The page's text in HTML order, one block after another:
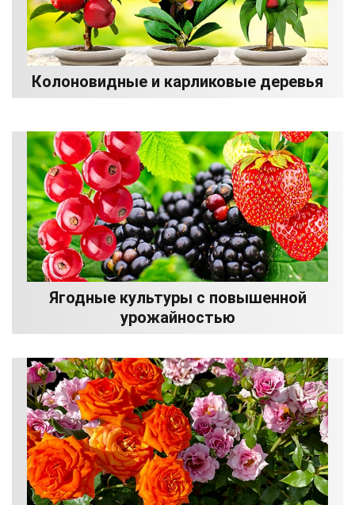
Колоновидные и карликовые деревья
Ягодные культуры с повышенной
урожайностью